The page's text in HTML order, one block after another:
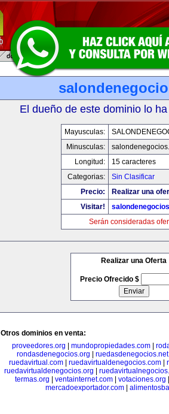
El dueño de este dominio lo
Mayusculas:
Minusculas:
Longitud:
15 caracteres
Categorias:
Sin Clasificar
Precio:
Realizar una
Visitar!
Serán consideradas
Realizar una Oferta
Precio Ofrecido $
Otros dominios en venta:
proveedores.org
mundopropiedades.com|
rondasdenegocios.org
ruedasdenegocios.net
ruedavirtual.com| ruedavirtualdenegocios.com|
ruedavirtualdenegocios.org
termas.org
ventainternet.com votaciones.org
mercadoexportador.com|